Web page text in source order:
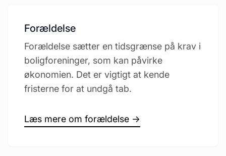
Forældelse
Forældelse sætter en tidsgrænse på krav i
boligforeninger, som kan påvirke
økonomien. Det er vigtigt at kende
fristerne for at undgå tab.
Læs mere om forældelse →